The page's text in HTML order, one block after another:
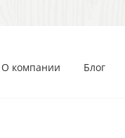
О компании Блог